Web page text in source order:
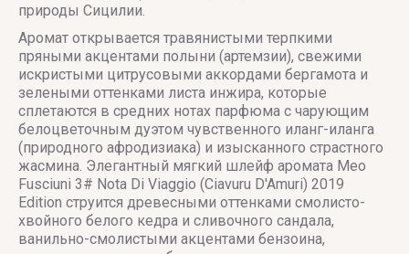
природы Сицилии.
Аромат открывается травянистыми терпкими
пряными акцентами полыни (артемзии), свежими
искристыми цитрусовыми аккордами бергамота и
зелеными оттенками листа инжира, которые
сплетаются в средних нотах парфюма с чарующим
белоцветочным дуэтом чувственного иланг-иланга
(природного афродизиака) и изысканного страстного
жасмина. Элегантный мягкий шлейф аромата Meo
Fusciuni 3# Nota Di Viaggio (Ciavuru D'Amuri) 2019
Edition струится древесными оттенками смолисто-
хвойного белого кедра и сливочного сандала,
ванильно-смолистыми акцентами бензоина,